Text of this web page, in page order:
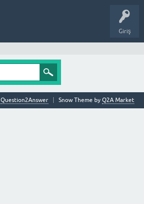
Giriş
Snow Theme by Q2A Market
Question2Answer